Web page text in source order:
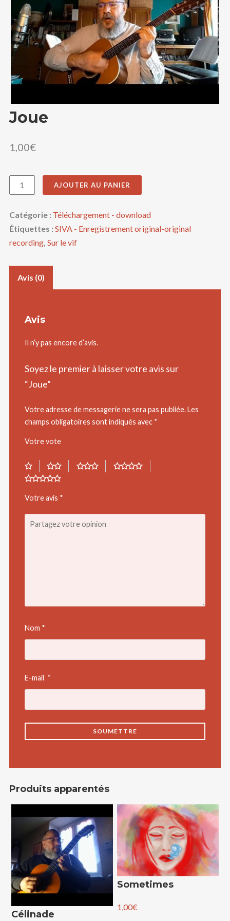
PANIER
RECHERCHE
Joue
1,00€
Quantité AJOUTER AU PANIER
Catégorie : Téléchargement - download
Étiquettes : SIVA - Enregistrement original-original
recording, Sur le vif
Avis (0)
Avis
Il n’y pas encore d’avis.
Soyez le premier à laisser votre avis sur
“Joue”
Votre adresse de messagerie ne sera pas publiée.Les
champs obligatoires sont indiqués avec *
Votre vote
Votre avis *
Nom *
E-mail *
Produits apparentés
Célinade
Sometimes
1,00€